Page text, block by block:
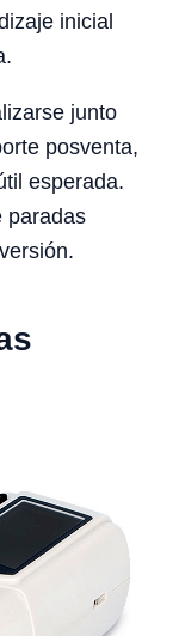
inicial
junto
posventa,
esperada.
paradas